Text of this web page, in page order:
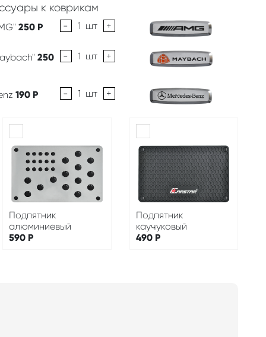
к коврикам
250 Р - 1 шт +
250
- 1 шт +
190 Р - 1 шт +
Подпятник
алюминиевый
590 Р
Подпятник
каучуковый
490 Р